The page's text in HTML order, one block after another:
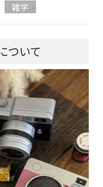
雑学
ついて